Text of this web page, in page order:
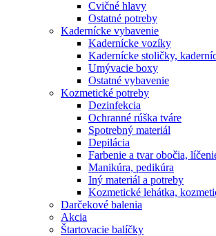
Cvičné hlavy
Ostatné potreby
Kadernícke vybavenie
Kadernícke vozíky
Kadernícke stoličky,
Umývacie boxy
Ostatné vybavenie
Kozmetické potreby
Dezinfekcia
Ochranné rúška tváre
Spotrebný materiál
Depilácia
Farbenie a tvar obočia,
Manikúra, pedikúra
Iný materiál a potreby
Kozmetické lehátka,
Darčekové balenia
Akcia
Štartovacie balíčky